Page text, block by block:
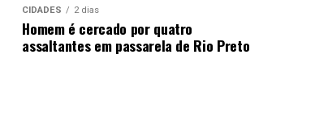
CIDADES 2 dias
Homem é cercado por quatro
assaltantes em passarela de Rio Preto